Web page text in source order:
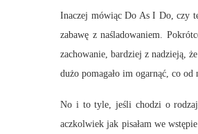
Inaczej mówiąc Do As I Do, czy
zabawę z naśladowaniem.
zachowanie, bardziej z nadzieją,
dużo pomagało im ogarnąć, co
No i to tyle, jeśli chodzi o
aczkolwiek jak pisałam we